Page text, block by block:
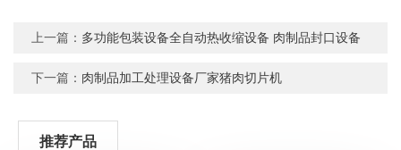
上一篇： 多功能包装设备全自动热收缩设备 肉制品封口设备
下一篇： 肉制品加工处理设备厂家猪肉切片机
推荐产品